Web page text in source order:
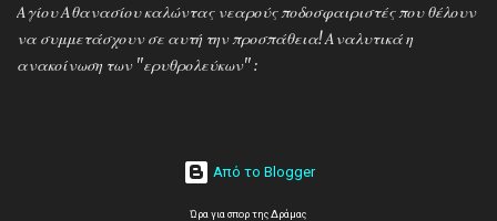
Αγίου Αθανασίου καλώντας νεαρούς ποδοσφαιριστές που θέλουν
να συμμετάσχουν σε αυτή την προσπάθεια! Αναλυτικά η
ανακοίνωση των ''ερυθρολεύκων'' :
Από το Blogger
Ώρα για σπορ της Δράμας